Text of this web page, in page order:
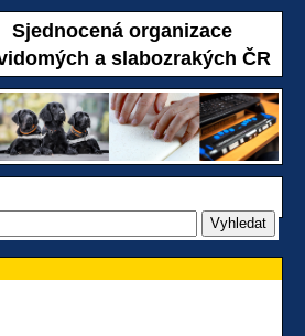
Sjednocená organizace
a slabozrakých ČR